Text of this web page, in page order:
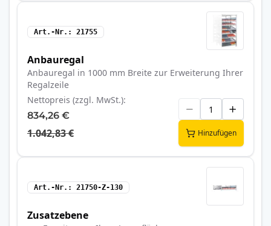
Art.-Nr. 21755
Anbauregal
Anbauregal in 1000 mm Breite zur Erweiterung Ihrer
Regalzeile
Nettopreis (zzgl. MwSt.)
834,26 €
1.042,83 € Hinzufügen
Art.-Nr. 21750-Z-130
Zusatzebene